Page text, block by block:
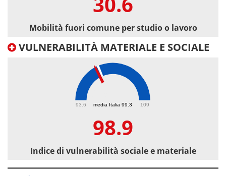
Mobilità fuori comune per studio o lavoro
VULNERABILITÀ MATERIALE E SOCIALE
media Italia 99.3
93.6 109
98.9
Indice di vulnerabilità sociale e materiale